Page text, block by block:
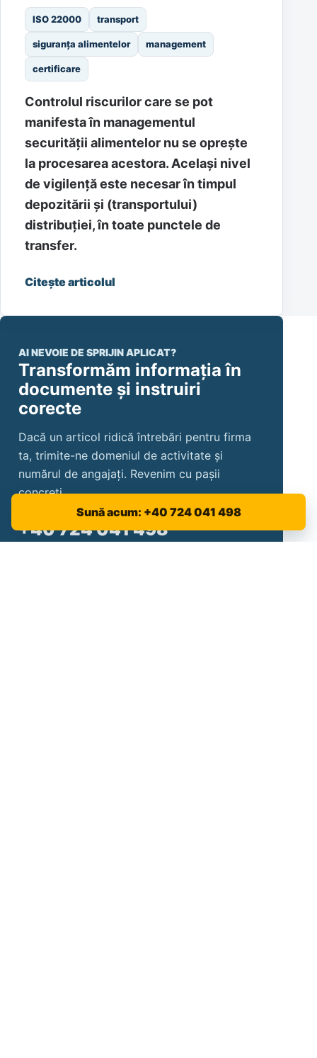
PROCESE ÎN CADRUL MANAGEMENTULUI
SECURITĂȚII ALIMENTELOR
ISO 22000 Managementul
siguranței alimentare –
TRANSPORTUL
ALIMENTELOR
ISO 22000 transport
siguranța alimentelor management
Controlul riscurilor care se pot
la procesarea acestora. Același nivel
de vigilență este necesar în timpul
depozitării și (transportului)
distribuției, în toate punctele de
transfer.
Citește articolul
AI NEVOIE DE SPRIJIN APLICAT?
Sună acum: +40 724 041 498